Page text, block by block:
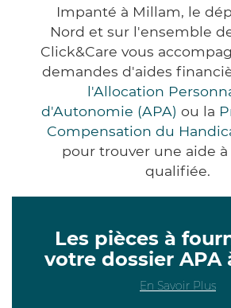
Impanté à Millam, le
Nord et sur l'ensemble
Click&Care vous
demandes d'aides
l'Allocation
d'Autonomie (APA) ou la
Compensation du
pour trouver une aide
qualifiée.
Les pièces à
votre dossier APA
En Savoir Plus